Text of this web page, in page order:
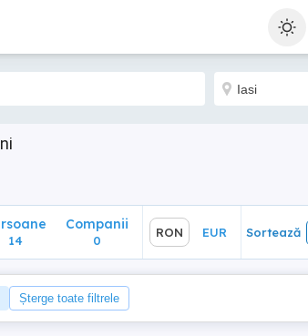
Sortează
14
Companii
0
RON EUR Sortează
Șterge toate filtrele